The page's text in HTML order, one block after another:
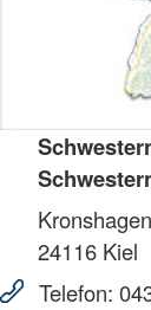
24116 Kiel
Telefon: